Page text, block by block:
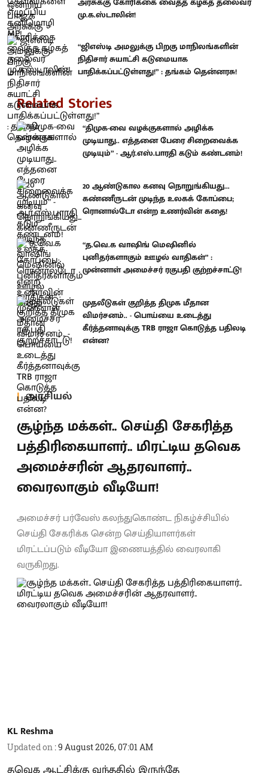
மு.க.ஸ்டாலின்!
“ஜிஎஸ்டி அமலுக்கு பிறகு மாநிலங்களின்
நிதிசார் சுயாட்சி கடுமையாக
பாதிக்கப்பட்டுள்ளது!” : தங்கம் தென்னரசு!
Related Stories
“திமுக-வை வழக்குகளால் அழிக்க
முடியாது.. எத்தனை பேரை சிறைவைக்க
முடியும்” - ஆர்.எஸ்.பாரதி கடும் கண்டனம்!
20 ஆண்டுகால கனவு நொறுங்கியது...
கண்ணீருடன் முடிந்த உலகக் கோப்பை;
ரொனால்டோ என்ற உணர்வின் கதை!
“த.வெ.க வாஷிங் மெஷினில்
புனிதர்களாகும் ஊழல் வாதிகள்” :
முன்னாள் அமைச்சர் ரகுபதி குற்றச்சாட்டு!
முதலீடுகள் குறித்த திமுக மீதான
விமர்சனம்.. - பொய்யை உடைத்து
கீர்த்தனாவுக்கு TRB ராஜா கொடுத்த பதிலடி
என்ன?
அரசியல்
சூழ்ந்த மக்கள்.. செய்தி சேகரித்த
பத்திரிகையாளர்.. மிரட்டிய தவெக
அமைச்சரின் ஆதரவாளர்..
வைரலாகும் வீடியோ!
அமைச்சர் பர்வேஸ் கலந்துகொண்ட நிகழ்ச்சியில்
செய்தி சேகரிக்க சென்ற செய்தியாளர்கள்
மிரட்டப்படும் வீடியோ இணையத்தில் வைரலாகி
வருகிறது.
KL Reshma
Updated on :9 August 2026, 07:01 AM